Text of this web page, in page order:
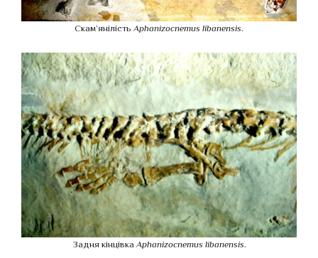
Скам’янілість Aphanizocnemus libanensis.
Задня кінцівка Aphanizocnemus libanensis.